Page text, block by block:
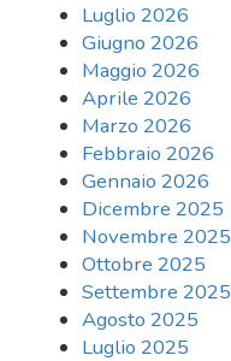
Luglio 2026
Giugno 2026
Maggio 2026
Aprile 2026
Marzo 2026
Febbraio 2026
Gennaio 2026
Dicembre 2025
Novembre 2025
Ottobre 2025
Settembre 2025
Agosto 2025
Luglio 2025